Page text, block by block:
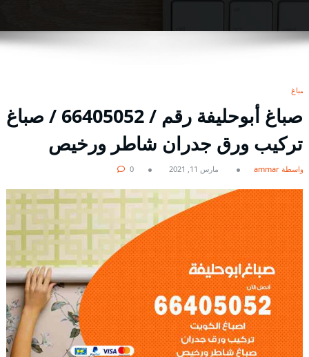
صباغ
صباغ أبوحليفة رقم / 66405052 / صباغ
تركيب ورق جدران شاطر ورخيص
بواسطة ammar مارس 11, 2021 0